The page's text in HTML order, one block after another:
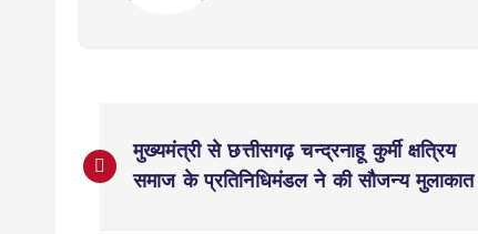
P
o
मुख्यमंत्री से छत्तीसगढ़ चन्द्रनाहू कुर्मी क्षत्रिय
समाज के प्रतिनिधिमंडल ने की सौजन्य मुलाकात